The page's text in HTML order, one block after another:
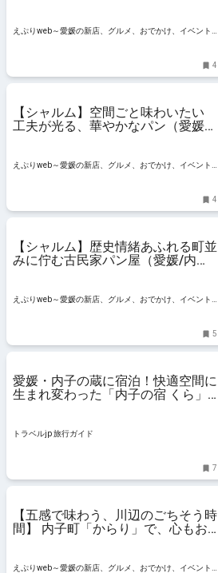
えぷりweb～愛媛の新店、グルメ、おでかけ、イベント
4
【シャルム】空間ごと味わいたい
工夫が光る、華やかなパン（愛媛/
えぷりweb～愛媛の新店、グルメ、おでかけ、イベント
4
【シャルム】歴史情緒あふれる町並
みに佇む古民家パン屋（愛媛/内子
えぷりweb～愛媛の新店、グルメ、おでかけ、イベント
5
愛媛・内子の蔵に宿泊！快適空間に
生まれ変わった「内子の宿 くら」 |
トラベルjp 旅行ガイド
7
【五感で味わう、川辺のごちそう時
間】 内子町「からり」で、心もお
えぷりweb～愛媛の新店、グルメ、おでかけ、イベント